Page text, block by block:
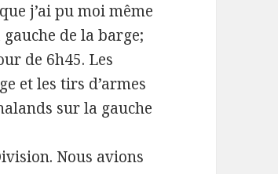
j’ai pu moi même
de la barge;
de 6h45. Les
et les tirs d’armes
sur la gauche
Nous avions